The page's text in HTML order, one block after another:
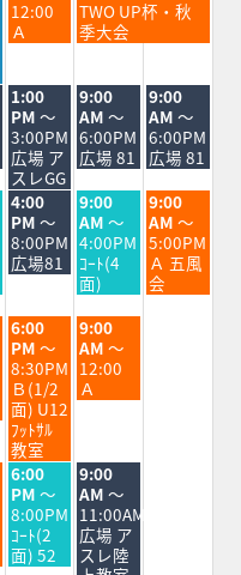
日,
9
月
2026
12:00
Ａ
日,
9
月
2026
TWO UP杯・秋
季大会
金
曜
日,
9
月
4th
2026
1:00
PM ～
3:00PM
広場 ア
スレGG
土
曜
日,
9
月
5th
2026
9:00
AM ～
6:00PM
広場 81
日
曜
日,
9
月
6th
2026
9:00
AM ～
6:00PM
広場 81
金
曜
日,
9
月
2026
4:00
PM ～
8:00PM
広場81
土
曜
日,
9
月
5th
2026
9:00
AM ～
4:00PM
ｺｰﾄ(4
面)
日
曜
日,
9
月
6th
9:00
AM ～
5:00PM
Ａ 五風
会
金
曜
日,
9
月
4th
2026
6:00
PM ～
8:30PM
Ｂ(1/2
面) U12
ﾌｯﾄｻﾙ
教室
土
曜
日,
9
月
9:00
AM ～
12:00
Ａ
金
曜
日,
9
月
6:00
PM ～
8:00PM
ｺｰﾄ(2
面) 52
土
曜
日,
9
月
9:00
AM ～
11:00AM
広場 ア
スレ陸